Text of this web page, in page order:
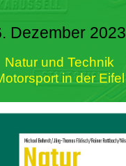
Dezember 2023
Natur und Technik
in der Eifel